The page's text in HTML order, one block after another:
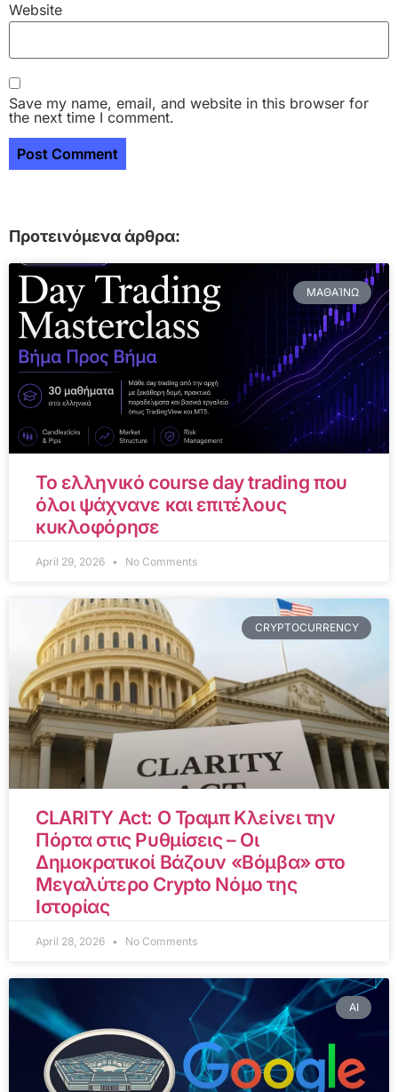
Website
Save my name, email, and website in this browser for
the next time I comment.
Προτεινόμενα άρθρα:
ΜΑΘΑΊΝΩ
Το ελληνικό course day trading που
όλοι ψάχνανε και επιτέλους
κυκλοφόρησε
April 29, 2026 No Comments
CRYPTOCURRENCY
CLARITY Act: Ο Τραμπ Κλείνει την
Πόρτα στις Ρυθμίσεις – Οι
Δημοκρατικοί Βάζουν «Βόμβα» στο
Μεγαλύτερο Crypto Νόμο της
Ιστορίας
April 28, 2026 No Comments
AI